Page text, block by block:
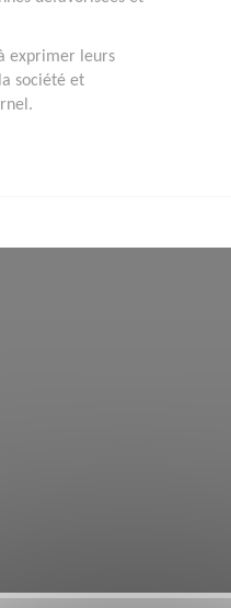
exprimer leurs
société et